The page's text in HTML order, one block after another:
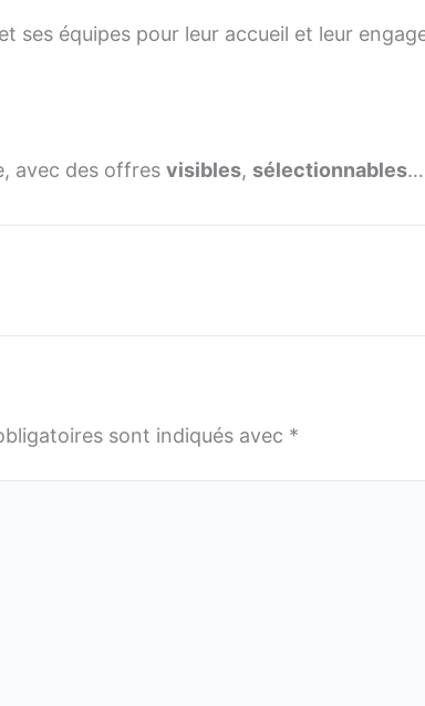
et ses équipes pour leur accueil et leur
avec des offres visibles, sélectionnables
sont indiqués avec *